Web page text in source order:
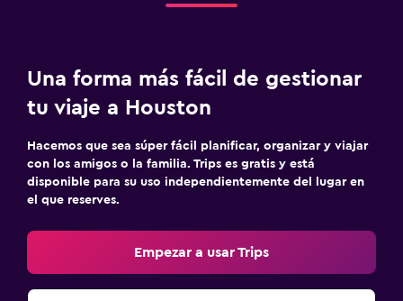
Una forma más fácil de gestionar
tu viaje a Houston
Hacemos que sea súper fácil planificar, organizar y viajar
con los amigos o la familia. Trips es gratis y está
disponible para su uso independientemente del lugar en
el que reserves.
Empezar a usar Trips